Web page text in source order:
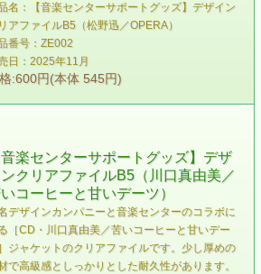
名：【音楽センターサポートグッズ】デザイン
アファイルB5（松野迅／OPERA）
番号：ZE002
日：2025年11月
:600円(本体 545円)
音楽センターサポートグッズ】デザ
クリアファイルB5（川口真由美／
コーヒーと甘いデーツ）
デザインカンパニーと音楽センターのコラボに
［CD・川口真由美／苦いコーヒーと甘いデー
ジャケットのクリアファイルです。少し厚めの
で高級感としっかりとした耐久性があります。